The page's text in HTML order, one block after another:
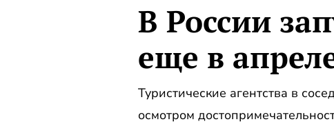
В России
еще в
Туристические агентства в
осмотром